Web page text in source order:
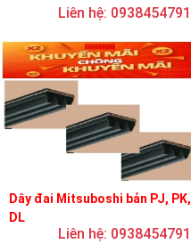
Liên hệ: 0938454791
Dây đai Mitsuboshi bản PJ, PK,
DL
Liên hệ: 0938454791